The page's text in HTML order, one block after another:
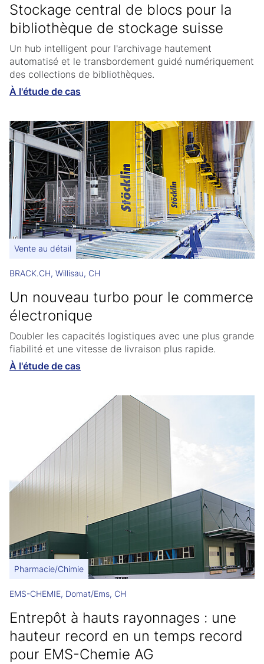
Stockage central de blocs pour la
bibliothèque de stockage suisse
Un hub intelligent pour l'archivage hautement
automatisé et le transbordement guidé numériquement
des collections de bibliothèques.
À l'étude de cas
Vente au détail
BRACK.CH, Willisau, CH
Un nouveau turbo pour le commerce
électronique
Doubler les capacités logistiques avec une plus grande
fiabilité et une vitesse de livraison plus rapide.
À l'étude de cas
Pharmacie/Chimie
EMS-CHEMIE, Domat/Ems, CH
Entrepôt à hauts rayonnages : une
hauteur record en un temps record
pour EMS-Chemie AG